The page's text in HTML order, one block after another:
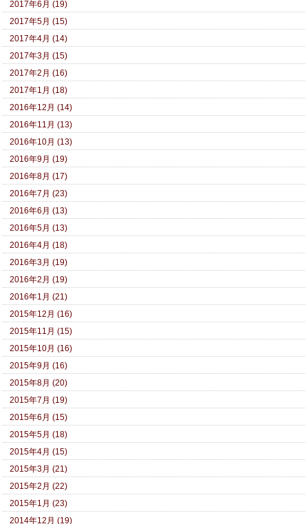
2017年6月 (19)
2017年5月 (15)
2017年4月 (14)
2017年3月 (15)
2017年2月 (16)
2017年1月 (18)
2016年12月 (14)
2016年11月 (13)
2016年10月 (13)
2016年9月 (19)
2016年8月 (17)
2016年7月 (23)
2016年6月 (13)
2016年5月 (13)
2016年4月 (18)
2016年3月 (19)
2016年2月 (19)
2016年1月 (21)
2015年12月 (16)
2015年11月 (15)
2015年10月 (16)
2015年9月 (16)
2015年8月 (20)
2015年7月 (19)
2015年6月 (15)
2015年5月 (18)
2015年4月 (15)
2015年3月 (21)
2015年2月 (22)
2015年1月 (23)
2014年12月 (19)